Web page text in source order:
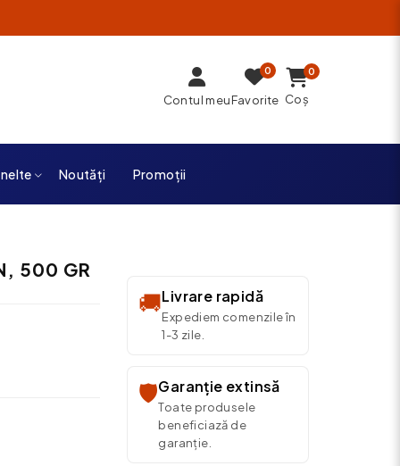
Contul meuFavorite
0
Coș
0
Noutăți Promoții
500 GR
🚚Livrare rapidă
Expediem comenzile în
1-3 zile.
🛡️Garanție extinsă
Toate produsele
beneficiază de
garanție.